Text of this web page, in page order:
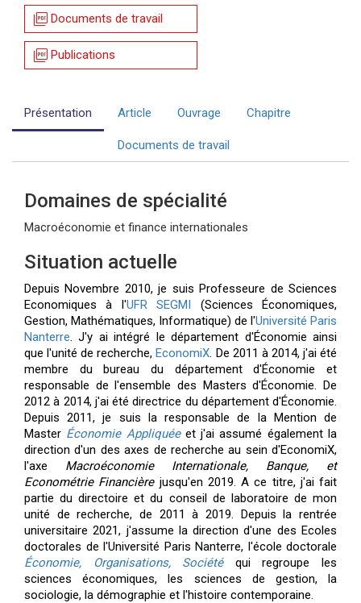
picture_as_pdf Documents de travail
picture_as_pdf Publications
Présentation Article Ouvrage Chapitre
Documents de travail
Domaines de spécialité
Macroéconomie et finance internationales
Situation actuelle
Depuis Novembre 2010, je suis Professeure de Sciences
Economiques à l'UFR SEGMI (Sciences Économiques,
Gestion, Mathématiques, Informatique) de l'Université Paris
Nanterre. J'y ai intégré le département d'Économie ainsi
que l'unité de recherche,EconomiX. De 2011 à 2014, j'ai été
membre du bureau du départementd'Économie et
responsable de l'ensemble des Masters d'Économie. De
2012 à 2014, j'ai été directrice du département d'Économie.
Depuis 2011, je suis la responsable de la Mention de
Master Économie Appliquéeet j'ai assumé également la
direction d'un des axes de recherche au sein d'EconomiX,
l'axe Macroéconomie Internationale, Banque, et
Econométrie Financièrejusqu'en 2019. A ce titre, j'ai fait
partie du directoire et du conseil de laboratoire de mon
unité de recherche, de 2011 à 2019. Depuis la rentrée
universitaire 2021, j'assume la direction d'une des Ecoles
doctorales de l'Université Paris Nanterre, l'école doctorale
Économie, Organisations, Sociétéqui regroupe les
sciences économiques, les sciences de gestion, la
sociologie, la démographie et l'histoire contemporaine.